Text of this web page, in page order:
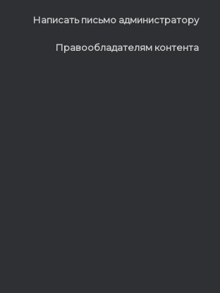
Написать письмо администратору
Правообладателям контента